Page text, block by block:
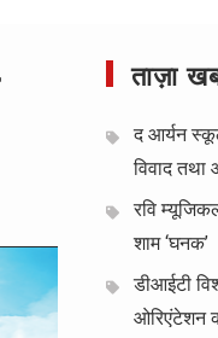
ताज़ा
द आर्यन
विवाद
रवि
शाम ‘घनक’
डीआईटी
ओरिएंटेशन